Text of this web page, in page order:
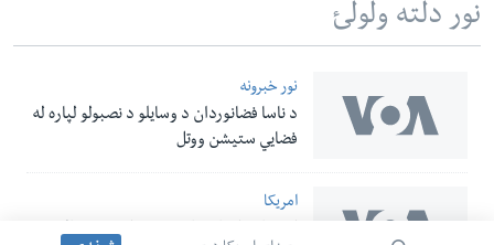
نور دلته ولولئ
نور خبرونه
د ناسا فضانوردان د وسایلو د نصبولو لپاره له
فضایي ستیشن ووتل
امریکا
امریکا په افغانستان کې د داعش د فعالیتونو